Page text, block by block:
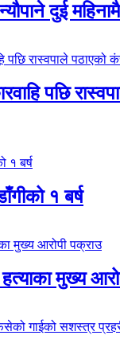
दुई
पछि
१ बर्ष
मुख्य